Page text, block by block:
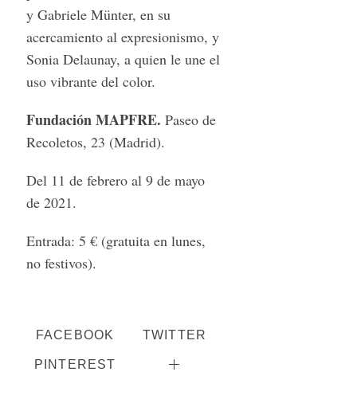
y Gabriele Münter, en su
acercamiento al expresionismo, y
Sonia Delaunay, a quien le une el
uso vibrante del color.
Fundación MAPFRE. Paseo de
Recoletos, 23 (Madrid).
Del 11 de febrero al 9 de mayo
de 2021.
Entrada: 5 € (gratuita en lunes,
no festivos).
FACEBOOK TWITTER
PINTEREST